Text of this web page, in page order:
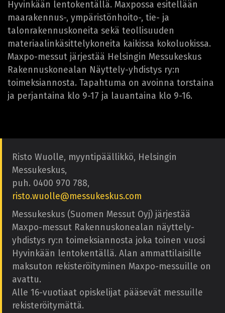
Hyvinkään lentokentällä. Maxpossa esitellään
maarakennus-, ympäristönhoito-, tie- ja
talonrakennuskoneita sekä teollisuuden
materiaalinkäsittelykoneita kaikissa kokoluokissa.
Maxpo-messut järjestää Helsingin Messukeskus
Rakennuskonealan Näyttely-yhdistys ry:n
toimeksiannosta. Tapahtuma on avoinna torstaina
ja perjantaina klo 9-17 ja lauantaina klo 9-16.
Risto Wuolle, myyntipäällikkö, Helsingin
Messukeskus,
puh. 0400 970 788,
risto.wuolle@messukeskus.com
Messukeskus (Suomen Messut Oyj) järjestää
Maxpo-messut Rakennuskonealan näyttely-
yhdistys ry:n toimeksiannosta joka toinen vuosi
Hyvinkään lentokentällä. Alan ammattilaisille
maksuton rekisteröityminen Maxpo-messuille on
avattu.
Alle 16-vuotiaat opiskelijat pääsevät messuille
rekisteröitymättä.